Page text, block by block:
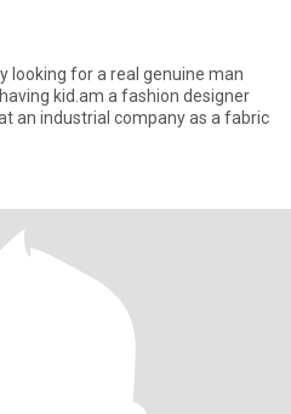
looking for a real genuine man
kid.am a fashion designer
an industrial company as a fabric